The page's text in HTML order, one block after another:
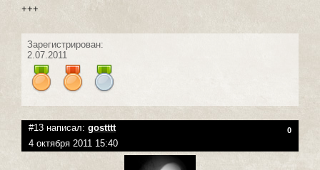
+++
Зарегистрирован:
2.07.2011
#13 написал: gostttt 0
4 октября 2011 15:40